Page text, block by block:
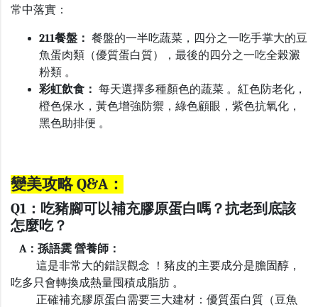
常中落實：
211餐盤： 餐盤的一半吃蔬菜，四分之一吃手掌大的豆
魚蛋肉類（優質蛋白質），最後的四分之一吃全榖澱
粉類 。
彩虹飲食： 每天選擇多種顏色的蔬菜 。紅色防老化，
橙色保水，黃色增強防禦，綠色顧眼，紫色抗氧化，
黑色助排便 。
變美攻略 Q&A：
Q1 ：吃豬腳可以補充膠原蛋白嗎？抗老到底該
怎麼吃？
A ：孫語霙 營養師：
這是非常大的錯誤觀念 ！豬皮的主要成分是膽固醇，
吃多只會轉換成熱量囤積成脂肪 。
正確補充膠原蛋白需要三大建材：優質蛋白質（豆魚